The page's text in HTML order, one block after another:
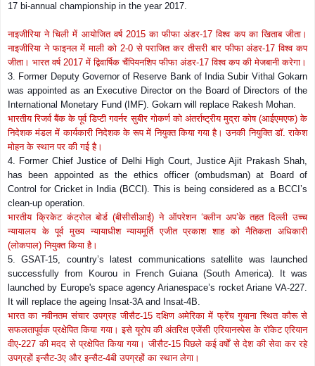
17 bi-annual championship in the year 2017.
नाइजीरिया ने चिली में आयोजित वर्ष 2015का फीफा अंडर-17विश्व कप का खिताब जीता।
नाइजीरिया ने फाइनल में माली को 2-0से पराजित कर तीसरी बार फीफा अंडर-17विश्व कप
जीता। भारत वर्ष 2017में द्विवार्षिक चैंपियनशिप फीफा अंडर-17विश्व कप की मेजबानी करेगा।
3. Former Deputy Governor of Reserve Bank of India Subir Vithal Gokarn
was appointed as an Executive Director on the Board of Directors of the
International Monetary Fund (IMF). Gokarn will replace Rakesh Mohan.
भारतीय रिजर्व बैंक के पूर्व डिप्टी गवर्नर सुबीर गोकर्ण को अंतर्राष्ट्रीय मुद्रा कोष (आईएमएफ) के
निदेशक मंडल में कार्यकारी निदेशक के रूप में नियुक्त किया गया है। उनकी नियुक्ति डॉ. राकेश
मोहन के स्थान पर की गई है।
4. Former Chief Justice of Delhi High Court, Justice Ajit Prakash Shah,
has been appointed as the ethics officer (ombudsman) at Board of
Control for Cricket in India (BCCI). This is being considered as a BCCI’s
clean-up operation.
भारतीय क्रिकेट कंट्रोल बोर्ड (बीसीसीआई) ने ऑपरेशन ‘क्लीन अप’के तहत दिल्ली उच्च
न्यायालय के पूर्व मुख्य न्यायाधीश न्यायमूर्ति एजीत प्रकाश शाह को नैतिकता अधिकारी
(लोकपाल) नियुक्त किया है।
5. GSAT-15, country’s latest communications satellite was launched
successfully from Kourou in French Guiana (South America). It was
launched by Europe's space agency Arianespace’s rocket Ariane VA-227.
It will replace the ageing Insat-3A and Insat-4B.
भारत का नवीनतम संचार उपग्रह जीसैट-15दक्षिण अमेरिका में फ्रेंच गुयाना स्थित कौरू से
सफलतापूर्वक प्रक्षेपित किया गया। इसे यूरोप की अंतरिक्ष एजेंसी एरियानस्पेस के रॉकेट एरियान
वीए-227की मदद से प्रक्षेपित किया गया। जीसैट-15पिछले कई वर्षों से देश की सेवा कर रहे
उपग्रहों इन्सैट-3ए और इन्सैट-4बी उपग्रहों का स्थान लेगा।